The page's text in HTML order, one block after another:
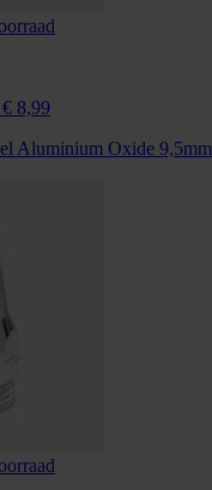
€ 8,99
Aluminium Oxide 9,5mm